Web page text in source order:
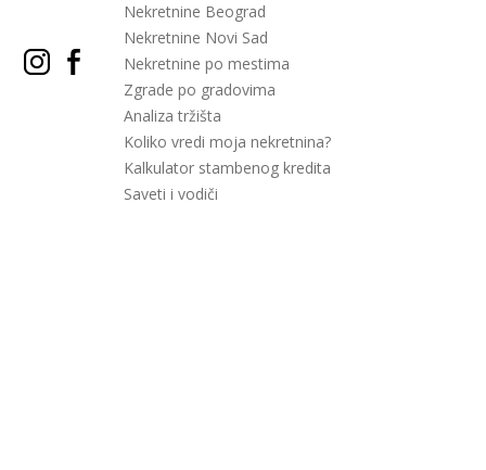
Nekretnine Beograd
Nekretnine Novi Sad
Nekretnine po mestima
Zgrade po gradovima
Analiza tržišta
Koliko vredi moja nekretnina?
Kalkulator stambenog kredita
Saveti i vodiči